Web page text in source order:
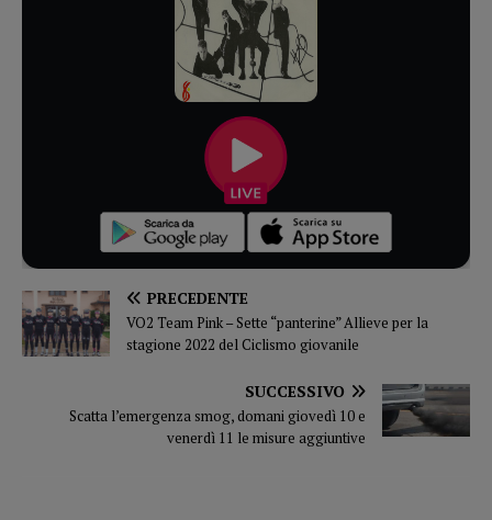
PRECEDENTE
VO2 Team Pink – Sette “panterine” Allieve per la
stagione 2022 del Ciclismo giovanile
SUCCESSIVO
Scatta l’emergenza smog, domani giovedì 10 e
venerdì 11 le misure aggiuntive